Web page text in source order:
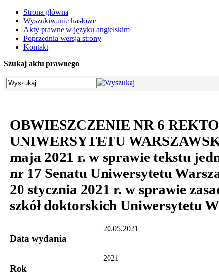
Strona główna
Wyszukiwanie hasłowe
Akty prawne w języku angielskim
Poprzednia wersja strony
Kontakt
Szukaj aktu prawnego
OBWIESZCZENIE NR 6
UNIWERSYTETU
maja 2021 r. w sprawie tekstu
nr 17 Senatu Uniwersytetu
20 stycznia 2021 r. w sprawie
szkół doktorskich Uniwersytetu
Data wydania
20.05.2021
Rok
2021